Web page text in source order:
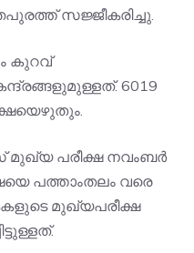
സജ്ജീകരിച്ചു.
കുറവ്
6019
മുഖ്യ പരീക്ഷ നവംബർ
പത്താംതലം വരെ
മുഖ്യപരീക്ഷ